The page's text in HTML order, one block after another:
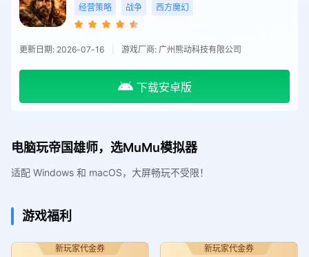
经营策略 战争 西方魔幻
更新日期: 2026-07-16 游戏厂商: 广州熊动科技有限公司
下载安卓版
电脑玩帝国雄师，选MuMu模拟器
适配 Windows 和 macOS，大屏畅玩不受限！
游戏福利
新玩家代金券 新玩家代金券